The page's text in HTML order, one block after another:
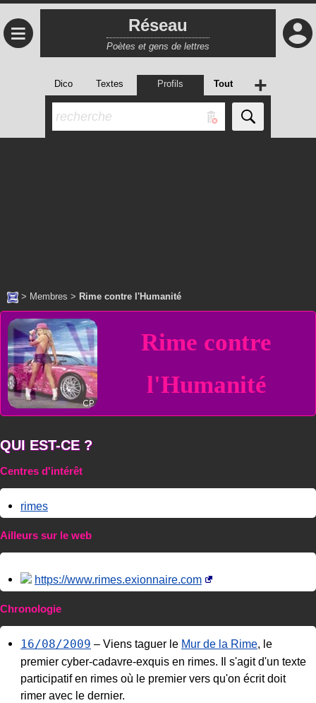
≡ Réseau
Poètes et gens de lettres
Dico Textes Profils Tout +
> Membres > Rime contre l'Humanité
Rime contre
l'Humanité
QUI EST-CE ?
Centres d'intérêt
rimes
Ailleurs sur le web
https://www.rimes.exionnaire.com
Chronologie
16/08/2009 – Viens taguer le Mur de la Rime, le
premier cyber-cadavre-exquis en rimes. Il s'agit d'un texte
participatif en rimes où le premier vers qu'on écrit doit
rimer avec le dernier.